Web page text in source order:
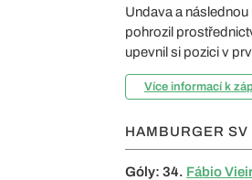
Undava a
pohrozil
upevnil si pozici v
Více informací k
HAMBURGER
Góly: 34. Fábio